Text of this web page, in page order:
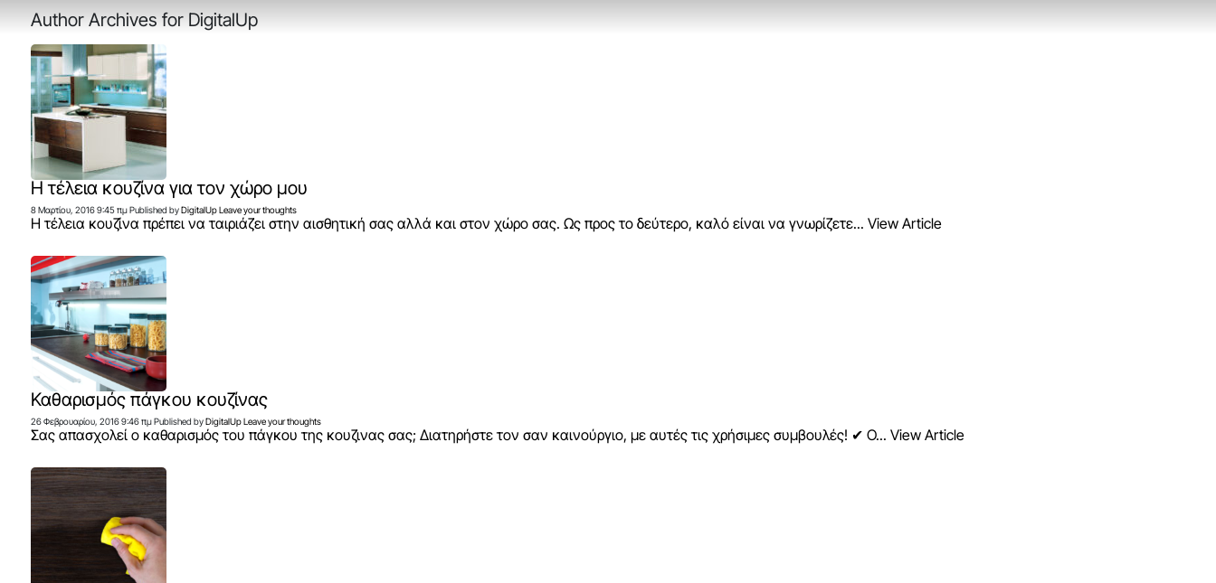
Author Archives for DigitalUp
Η τέλεια κουζίνα για τον χώρο μου
8 Μαρτίου, 2016 9:45 πμ Published by DigitalUp Leave your thoughts
Η τέλεια κουζίνα πρέπει να ταιριάζει στην αισθητική σας αλλά και στον χώρο σας. Ως προς το δεύτερο, καλό είναι να γνωρίζετε... View Article
Καθαρισμός πάγκου κουζίνας
26 Φεβρουαρίου, 2016 9:46 πμ Published by DigitalUp Leave your thoughts
Σας απασχολεί o καθαρισμός του πάγκου της κουζινας σας; Διατηρήστε τον σαν καινούργιο, με αυτές τις χρήσιμες συμβουλές! ✔ Ο... View Article